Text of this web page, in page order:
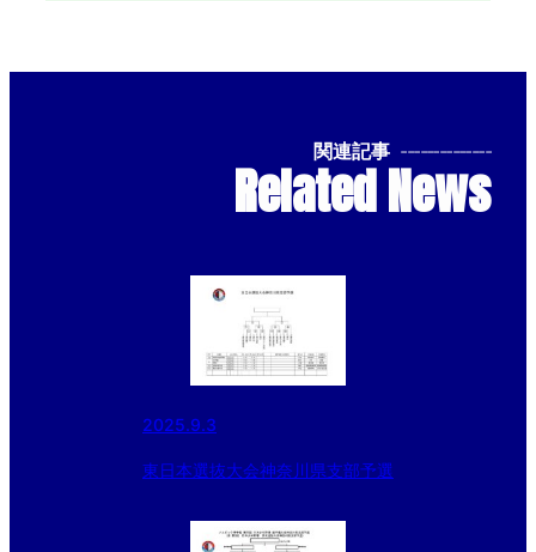
関連記事 --------------
Related News
2025.9.3
東日本選抜大会神奈川県支部予選